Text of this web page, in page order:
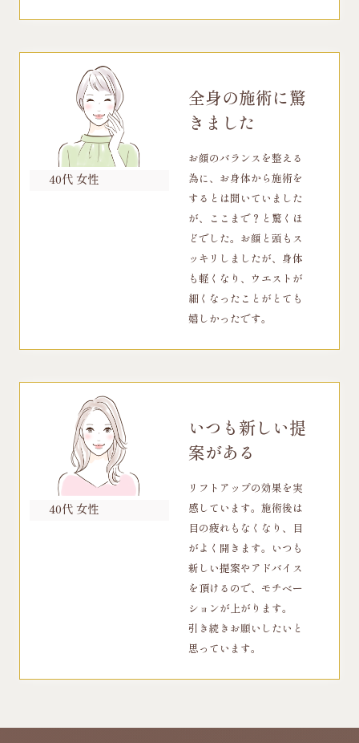
40代 女性
全身の施術に驚
きました
お顔のバランスを整える
為に、お身体から施術を
するとは聞いていました
が、ここまで？と驚くほ
どでした。お顔と頭もス
ッキリしましたが、身体
も軽くなり、ウエストが
細くなったことがとても
嬉しかったです。
40代 女性
いつも新しい提
案がある
リフトアップの効果を実
感しています。施術後は
目の疲れもなくなり、目
がよく開きます。いつも
新しい提案やアドバイス
を頂けるので、モチベー
ションが上がります。
引き続きお願いしたいと
思っています。